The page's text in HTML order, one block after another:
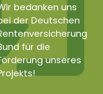
bedanken uns
der Deutschen
für die
unseres